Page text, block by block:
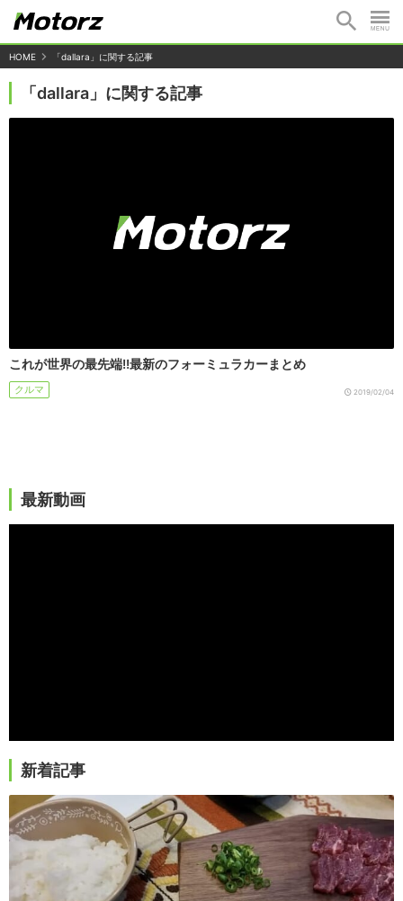
HOME 「dallara」に関する記事
「dallara」に関する記事
これが世界の最先端!!最新のフォーミュラカーまとめ
クルマ 2019/02/04
最新動画
新着記事